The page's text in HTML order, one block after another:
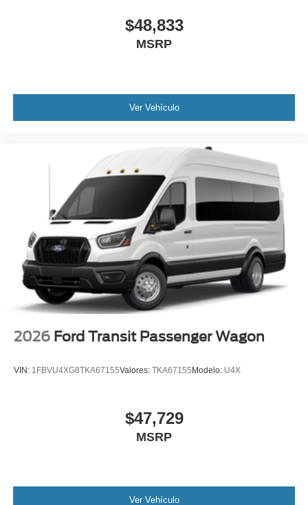
$48,833
MSRP
Ver Vehículo
2026 Ford Transit Passenger Wagon
VIN: 1FBVU4XG8TKA67155Valores: TKA67155 Modelo: U4X
$47,729
MSRP
Ver Vehículo